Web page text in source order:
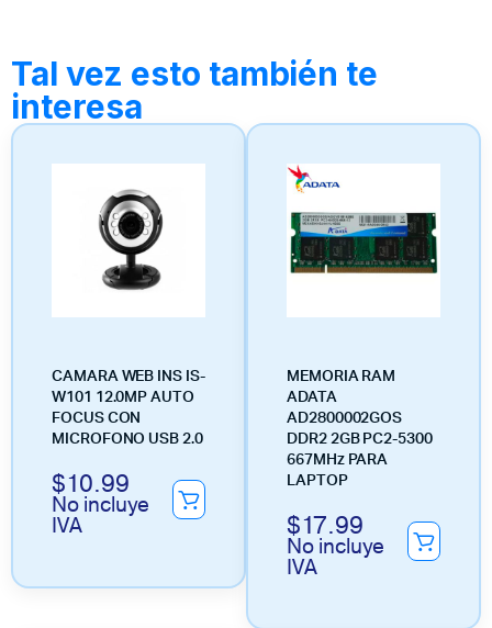
Tal vez esto también te
interesa
CAMARA WEB INS IS-
W101 12.0MP AUTO
FOCUS CON
MICROFONO USB 2.0
$10.99
No incluye
IVA
MEMORIA RAM
ADATA
AD2800002GOS
DDR2 2GB PC2-5300
667MHz PARA
LAPTOP
$17.99
No incluye
IVA